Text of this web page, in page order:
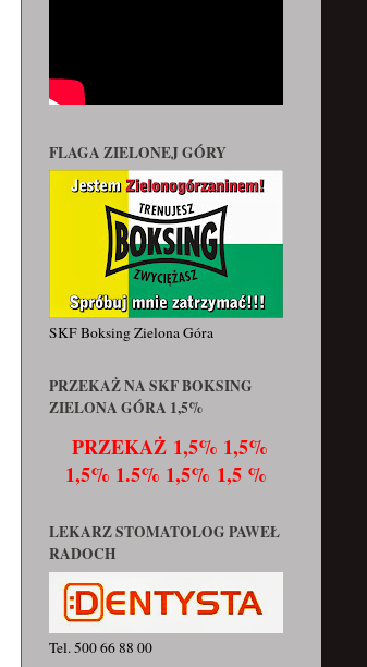
FLAGA ZIELONEJ GÓRY
SKF Boksing Zielona Góra
PRZEKAŻ NA SKF BOKSING
ZIELONA GÓRA 1,5%
PRZEKAŻ 1,5% 1,5%
1,5% 1.5% 1,5% 1,5 %
LEKARZ STOMATOLOG PAWEŁ
RADOCH
Tel. 500 66 88 00